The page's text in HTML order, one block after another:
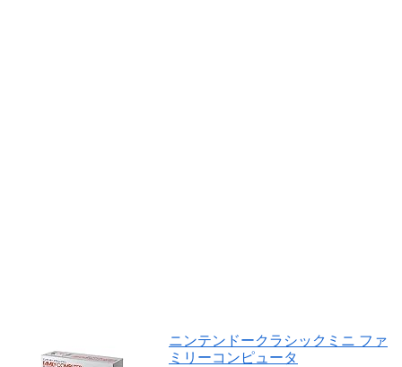
ニンテンドークラシックミニ ファ
ミリーコンピュータ